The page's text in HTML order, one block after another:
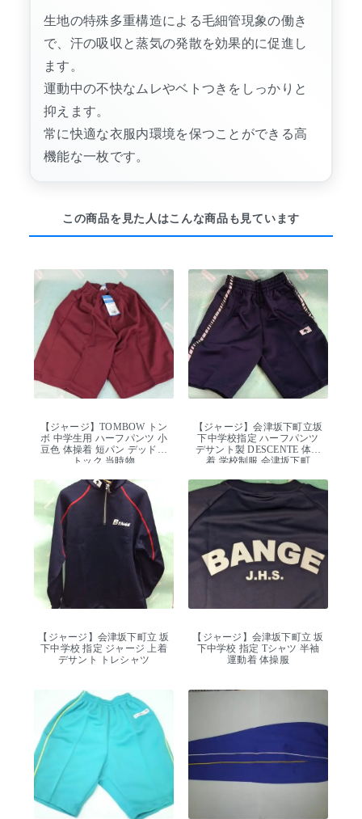
生地の特殊多重構造による毛細管現象の働き
で、汗の吸収と蒸気の発散を効果的に促進し
ます。
運動中の不快なムレやベトつきをしっかりと
抑えます。
常に快適な衣服内環境を保つことができる高
機能な一枚です。
この商品を見た人はこんな商品も見ています
【ジャージ】TOMBOW トン
ボ 中学生用 ハーフパンツ 小
豆色 体操着 短パン デッドス
トック 当時物
【ジャージ】会津坂下町立坂
下中学校指定 ハーフパンツ
デサント製 DESCENTE 体操
着 学校制服 会津坂下町
【ジャージ】会津坂下町立 坂
下中学校 指定 ジャージ 上着
デサント トレシャツ
【ジャージ】会津坂下町立 坂
下中学校 指定 Tシャツ 半袖
運動着 体操服